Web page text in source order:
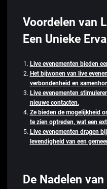
Voordelen van
Een Unieke
Live evenementen bieden
Het bijwonen van live
verbondenheid en
Live evenementen
nieuwe contacten.
Ze bieden de mogelijkheid
te zien optreden, wat een
Live evenementen dragen
levendigheid van een
De Nadelen